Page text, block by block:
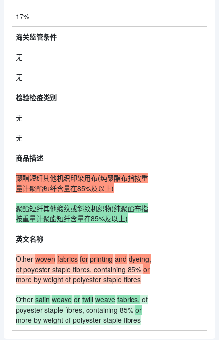
17%
海关监管条件
无
无
检验检疫类别
无
无
商品描述
聚酯短纤其他机织印染用布(纯聚酯布指按重
量计聚酯短纤含量在85%及以上)
聚酯短纤其他缎纹或斜纹机织物(纯聚酯布指
按重量计聚酯短纤含量在85%及以上)
英文名称
Other woven fabrics for printing and dyeing,
of poyester staple fibres, containing 85% or
more by weight of polyester staple fibres
Other satin weave or twill weave fabrics, of
poyester staple fibres, containing 85% or
more by weight of polyester staple fibres